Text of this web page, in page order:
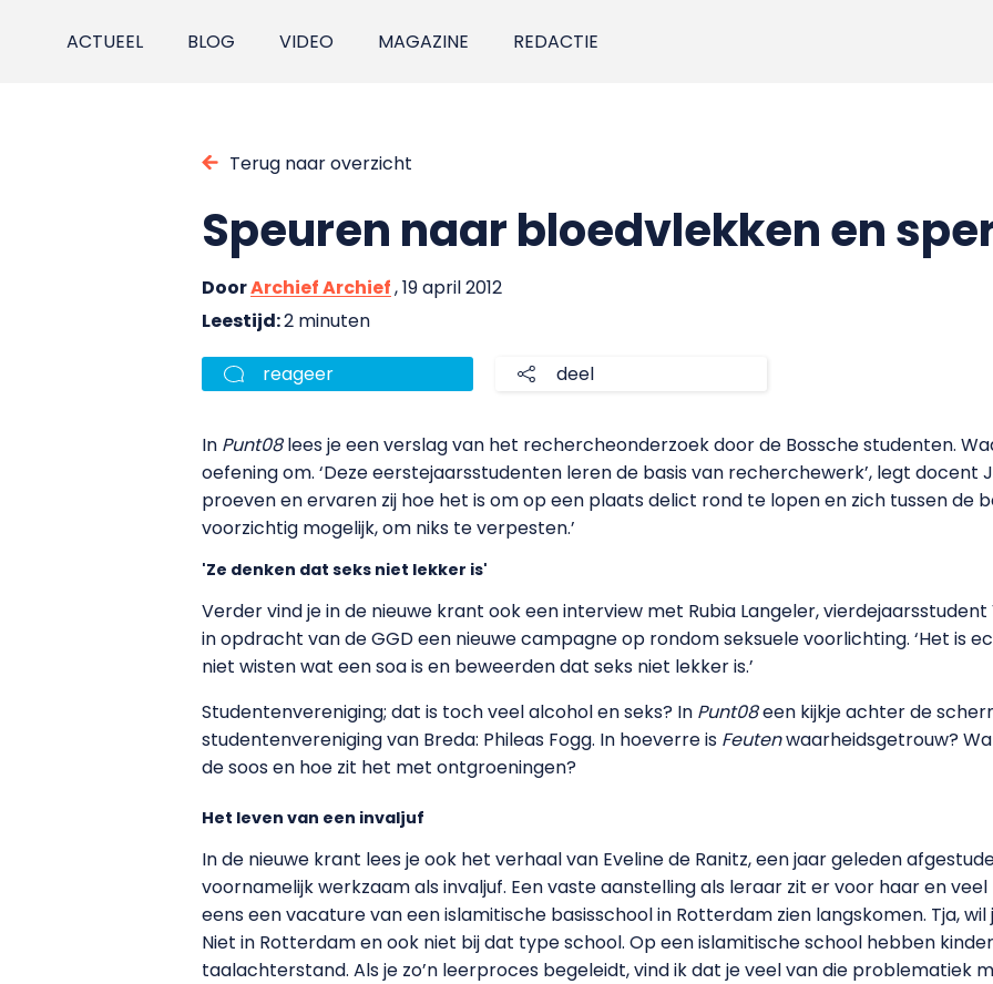
ACTUEEL BLOG VIDEO MAGAZINE REDACTIE
Terug naar overzicht
Speuren naar bloedvlekken en
DoorArchief Archief, 19 april 2012
Leestijd:2 minuten
reageer deel
In Punt08lees je een verslag van het rechercheonderzoek door de Bossche studenten.
oefening om. ‘Deze eerstejaarsstudenten leren de basis van recherchewerk’, legt docent
proeven en ervaren zij hoe het is om op een plaats delict rond te lopen en zich tussen de
voorzichtig mogelijk, om niks te verpesten.’
'Ze denken dat seks niet lekker is'
Verder vind je in de nieuwe krant ook een interview met Rubia Langeler,
in opdracht van de GGD een nieuwe campagne op rondom seksuele voorlichting. ‘Het is
niet wisten wat een soa is en beweerden dat seks niet lekker is.’
Studentenvereniging; dat is toch veel alcohol en seks? In Punt08een kijkje achter de
studentenvereniging van Breda: Phileas Fogg. In hoeverre is Feutenwaarheidsgetrouw?
de soos en hoe zit het met ontgroeningen?
Het leven van een invaljuf
In de nieuwe krant lees je ook het verhaal van Eveline de Ranitz, een jaar geleden
voornamelijk werkzaam als invaljuf. Een vaste aanstelling als leraar zit er voor haar en
eens een vacature van een islamitische basisschool in Rotterdam zien langskomen. Tja,
Niet in Rotterdam en ook niet bij dat type school. Op een islamitische school hebben
taalachterstand. Als je zo’n leerproces begeleidt, vind ik dat je veel van die problematiek